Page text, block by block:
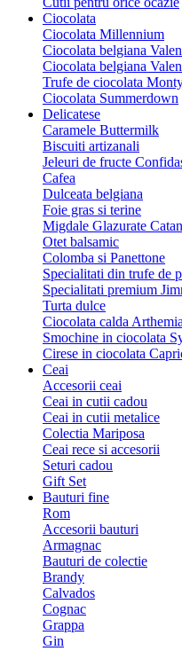
Ciocolata
Ciocolata Millennium
Ciocolata belgiana
Ciocolata belgiana
Trufe de ciocolata
Ciocolata Summerdown
Delicatese
Caramele Buttermilk
Biscuiti artizanali
Jeleuri de fructe
Cafea
Dulceata belgiana
Foie gras si terine
Migdale Glazurate
Otet balsamic
Colomba si Panettone
Specialitati din trufe de
Specialitati premium
Turta dulce
Ciocolata calda Arthemia
Smochine in ciocolata
Cirese in ciocolata
Ceai
Accesorii ceai
Ceai in cutii cadou
Ceai in cutii metalice
Colectia Mariposa
Ceai rece si accesorii
Seturi cadou
Gift Set
Bauturi fine
Rom
Accesorii bauturi
Armagnac
Bauturi de colectie
Brandy
Calvados
Cognac
Grappa
Gin